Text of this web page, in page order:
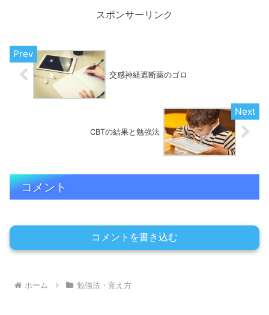
スポンサーリンク
交感神経遮断薬のゴロ
CBTの結果と勉強法
コメント
コメントを書き込む
ホーム 勉強法・覚え方